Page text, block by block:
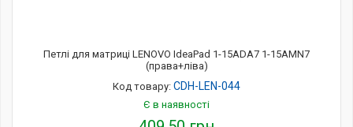
Петлі для матриці LENOVO IdeaPad 1-15ADA7 1-15AMN7
(права+ліва)
Код товару: CDH-LEN-044
Є в наявності